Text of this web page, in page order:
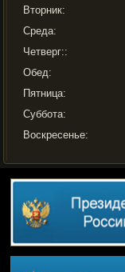
Вторник:
Среда:
Четверг::
Обед:
Пятница:
Суббота:
Воскресенье: